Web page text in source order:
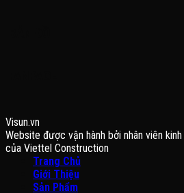
Visun.vn
Website được vận hành bởi nhân viên
của Viettel Construction
Trang Chủ
Giới Thiệu
Sản Phẩm